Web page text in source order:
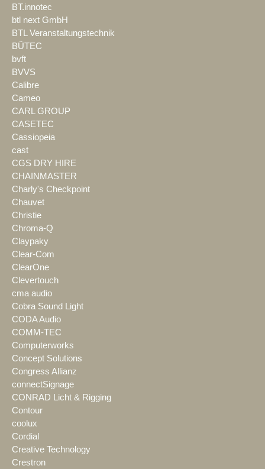
BT.innotec
btl next GmbH
BTL Veranstaltungstechnik
BÜTEC
bvft
BVVS
Calibre
Cameo
CARL GROUP
CASETEC
Cassiopeia
cast
CGS DRY HIRE
CHAINMASTER
Charly's Checkpoint
Chauvet
Christie
Chroma-Q
Claypaky
Clear-Com
ClearOne
Clevertouch
cma audio
Cobra Sound Light
CODA Audio
COMM-TEC
Computerworks
Concept Solutions
Congress Allianz
connectSignage
CONRAD Licht & Rigging
Contour
coolux
Cordial
Creative Technology
Crestron